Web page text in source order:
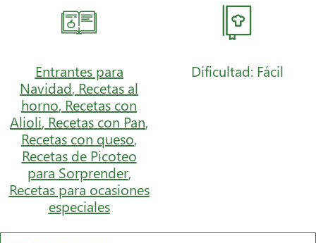
Entrantes para
Navidad, Recetas al
horno, Recetas con
Alioli, Recetas con Pan,
Recetas con queso,
Recetas de Picoteo
para Sorprender,
Recetas para ocasiones
especiales
Dificultad: Fácil